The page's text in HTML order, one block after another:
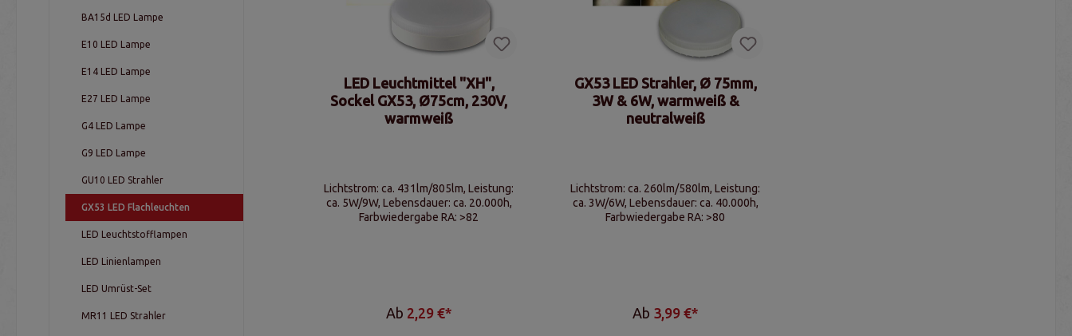
BA15d LED Lampe
E10 LED Lampe
E14 LED Lampe
E27 LED Lampe
G4 LED Lampe
G9 LED Lampe
GU10 LED Strahler
GX53 LED Flachleuchten
LED Leuchtstofflampen
LED Linienlampen
LED Umrüst-Set
MR11 LED Strahler
LED Leuchtmittel "XH",
Sockel GX53, Ø75cm, 230V,
warmweiß
Lichtstrom: ca. 431lm/805lm, Leistung:
ca. 5W/9W, Lebensdauer: ca. 20.000h,
Farbwiedergabe RA: >82
Ab 2,29 €*
GX53 LED Strahler, Ø 75mm,
3W & 6W, warmweiß &
neutralweiß
Lichtstrom: ca. 260lm/580lm, Leistung:
ca. 3W/6W, Lebensdauer: ca. 40.000h,
Farbwiedergabe RA: >80
Ab 3,99 €*